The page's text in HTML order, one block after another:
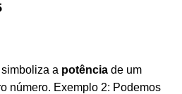
a potência de um
número. Exemplo 2: Podemos